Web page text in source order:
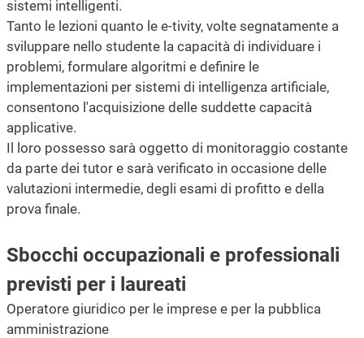
sistemi intelligenti.
Tanto le lezioni quanto le e-tivity, volte segnatamente a
sviluppare nello studente la capacità di individuare i
problemi, formulare algoritmi e definire le
implementazioni per sistemi di intelligenza artificiale,
consentono l'acquisizione delle suddette capacità
applicative.
Il loro possesso sarà oggetto di monitoraggio costante
da parte dei tutor e sarà verificato in occasione delle
valutazioni intermedie, degli esami di profitto e della
prova finale.
Sbocchi occupazionali e professionali
previsti per i laureati
Operatore giuridico per le imprese e per la pubblica
amministrazione